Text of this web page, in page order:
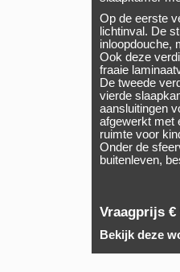
Op de eerste
lichtinval. De
inloopdouche,
Ook deze
fraaie
De tweede
vierde
aansluitingen
afgewerkt met
ruimte voor
Onder de
buitenleven,
Vraagprijs €
Bekijk deze